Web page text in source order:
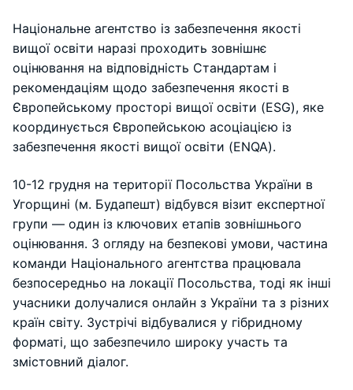
Національне агентство із забезпечення якості
вищої освіти наразі проходить зовнішнє
оцінювання на відповідність Стандартам і
рекомендаціям щодо забезпечення якості в
Європейському просторі вищої освіти (ESG), яке
координується Європейською асоціацією із
забезпечення якості вищої освіти (ENQA).
10-12 грудня на території Посольства України в
Угорщині (м. Будапешт) відбувся візит експертної
групи — один із ключових етапів зовнішнього
оцінювання. З огляду на безпекові умови, частина
команди Національного агентства працювала
безпосередньо на локації Посольства, тоді як інші
учасники долучалися онлайн з України та з різних
країн світу. Зустрічі відбувалися у гібридному
форматі, що забезпечило широку участь та
змістовний діалог.